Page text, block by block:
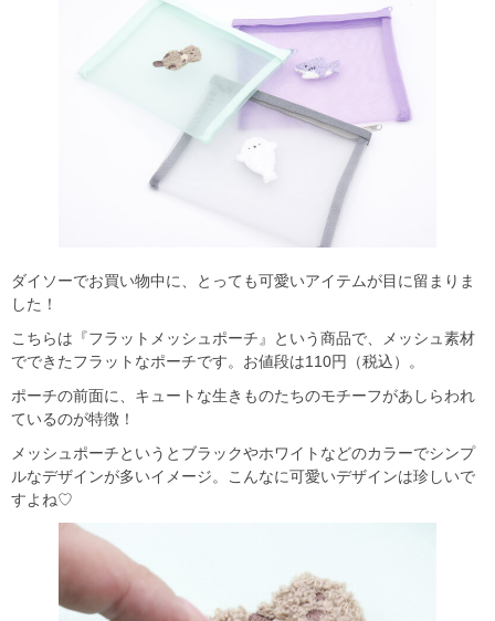
ダイソーでお買い物中に、とっても可愛いアイテムが目に留まりま
した！
こちらは『フラットメッシュポーチ』という商品で、メッシュ素材
でできたフラットなポーチです。お値段は110円（税込）。
ポーチの前面に、キュートな生きものたちのモチーフがあしらわれ
ているのが特徴！
メッシュポーチというとブラックやホワイトなどのカラーでシンプ
ルなデザインが多いイメージ。こんなに可愛いデザインは珍しいで
すよね♡